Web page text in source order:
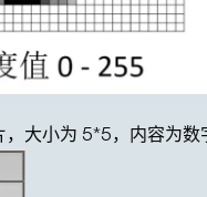
大小为 5*5，内容为数